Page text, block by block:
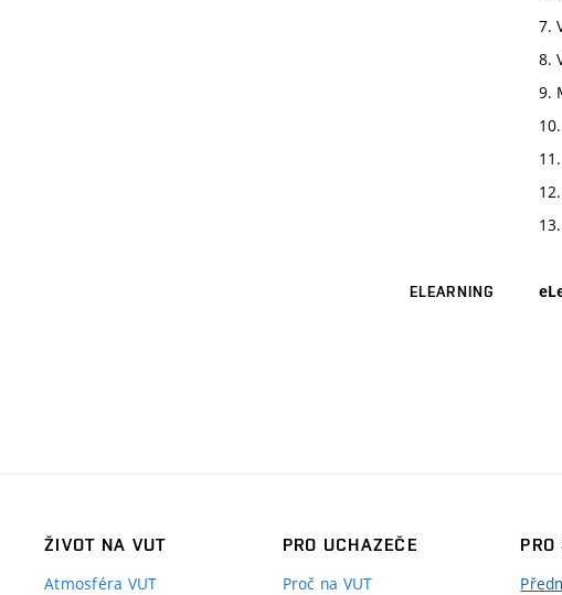
7.
8.
9.
ELEARNING
ŽIVOT NA VUT
Atmosféra VUT
PRO UCHAZEČE
Proč na VUT
PRO